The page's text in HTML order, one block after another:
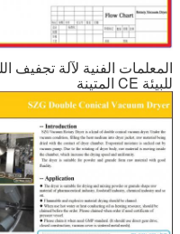
المعلمات الفنية لآلة تجفيف
للبيئة CE المتينة